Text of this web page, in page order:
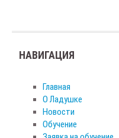
НАВИГАЦИЯ
Главная
О Ладушке
Новости
Обучение